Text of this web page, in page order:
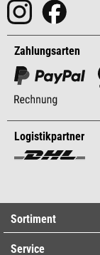
Zahlungsarten
Logistikpartner
Sortiment
Service